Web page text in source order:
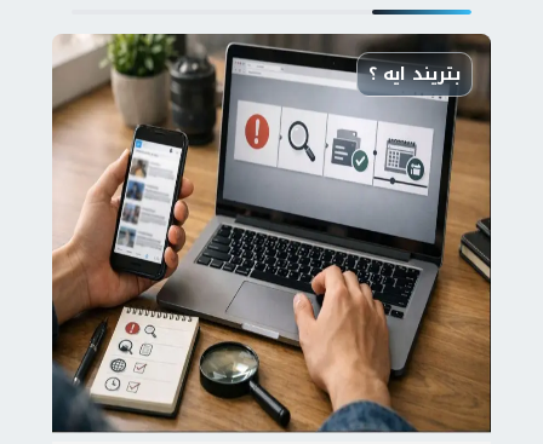
بتريند ايه ؟